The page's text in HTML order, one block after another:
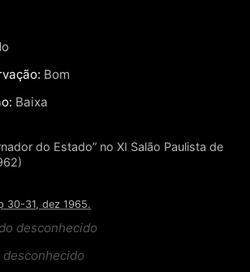
Bom
Baixa
do Estado” no XI Salão Paulista de
30-31, dez 1965.
desconhecido
desconhecido